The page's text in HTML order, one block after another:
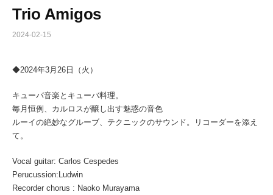
Trio Amigos
2024-02-15
◆2024年3月26日（火）
キューバ音楽とキューバ料理。
毎月恒例、カルロスが醸し出す魅惑の音色
ルーイの絶妙なグルーブ、テクニックのサウンド。リコーダーを添え
て。
Vocal guitar: Carlos Cespedes
Perucussion:Ludwin
Recorder chorus : Naoko Murayama